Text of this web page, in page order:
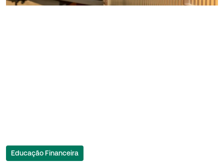
Educação Financeira